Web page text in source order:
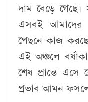
দাম বেড়ে
এসবই আমাদের
পেছনে কাজ
এই অঞ্চলে
শেষ প্রান্তে এসে
প্রভাব আমন